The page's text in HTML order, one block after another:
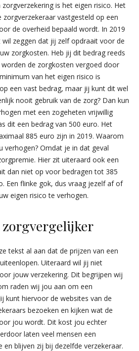
is het eigen risico. Het
zorgverzekeraar vastgesteld op een
de overheid bepaald wordt. In 2019
zeggen dat jij zelf opdraait voor de
zorgkosten. Heb jij dit bedrag reeds
de zorgkosten vergoed door
van het eigen risico is
een vast bedrag, maar jij kunt dit wel
nooit gebruik van de zorg? Dan kun
met een zogeheten vrijwillig
dit een bedrag van 500 euro. Het
885 euro zijn in 2019. Waarom
verhogen? Omdat je in dat geval
Hier zit uiteraard ook een
dan niet op voor bedragen tot 385
Een flinke gok, dus vraag jezelf af of
eigen risico te verhogen.
zorgvergelijker
tekst al aan dat de prijzen van een
Uiteraard wil jij niet
jouw verzekering. Dit begrijpen wij
raden wij jou aan om een
kunt hiervoor de websites van de
bezoeken en kijken wat de
jou wordt. Dit kost jou echter
laten veel mensen een
en blijven zij bij dezelfde verzekeraar.